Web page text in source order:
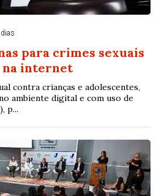
para crimes sexuais
na internet
contra crianças e adolescentes,
ambiente digital e com uso de
p...